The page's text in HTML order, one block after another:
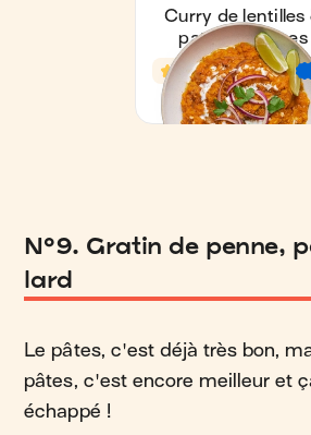
N°9. Gratin de penne,
lard
Le pâtes, c'est déjà très bon,
pâtes, c'est encore meilleur et
échappé !